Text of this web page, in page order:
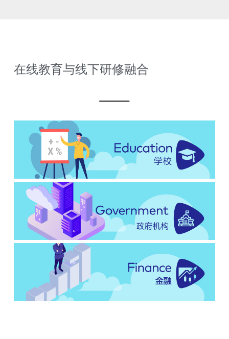
在线教育与线下研修融合